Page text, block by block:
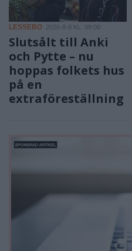
LESSEBO 2026-8-8 KL. 09:00
Slutsålt till Anki
och Pytte – nu
hoppas folkets hus
på en
extraföreställning